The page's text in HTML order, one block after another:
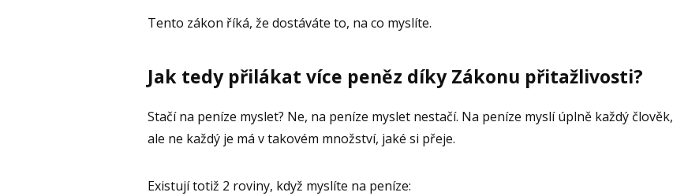
Tento zákon říká, že dostáváte to, na co myslíte.
Jak tedy přilákat více peněz díky Zákonu přitažlivosti?
Stačí na peníze myslet? Ne, na peníze myslet nestačí. Na peníze myslí úplně každý člověk,
ale ne každý je má v takovém množství, jaké si přeje.
Existují totiž 2 roviny, když myslíte na peníze: